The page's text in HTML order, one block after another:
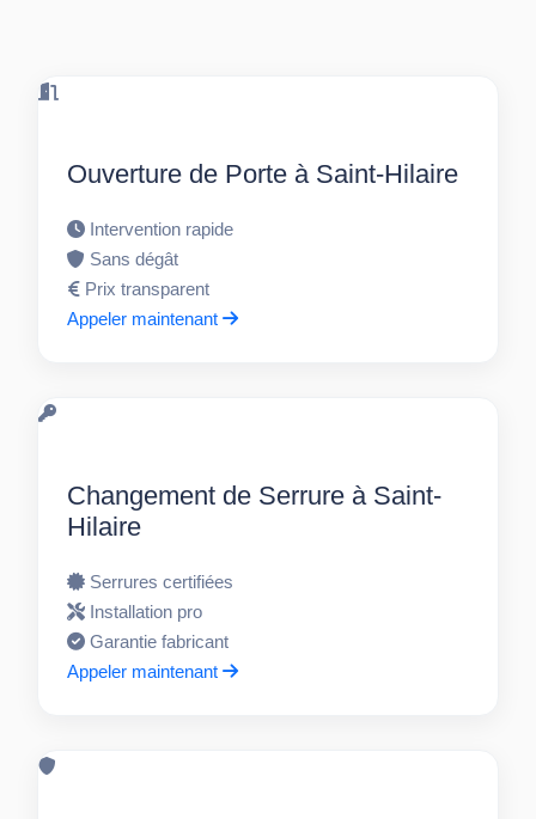
Ouverture de Porte à Saint-Hilaire
Intervention rapide
Sans dégât
Prix transparent
Appeler maintenant
Changement de Serrure à Saint-
Hilaire
Serrures certifiées
Installation pro
Garantie fabricant
Appeler maintenant